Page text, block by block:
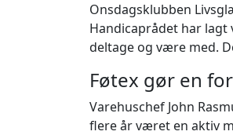
Onsdagsklubben
Handicaprådet har
deltage og være med.
Føtex gør en
Varehuschef John
flere år været en aktiv